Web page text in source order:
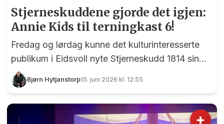
Stjerneskuddene gjorde det igjen:
Annie Kids til terningkast 6!
Fredag og lørdag kunne det kulturinteresserte
publikum i Eidsvoll nyte Stjerneskudd 1814 sin
femte forestilling på tre år. Denne gangen var det
«Annie Kids» som stor på plakaten, og i
Henaas.
Bjørn Hytjanstorp15. juni 2026 kl. 12:55
+